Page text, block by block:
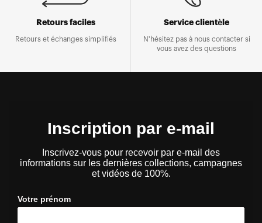
Retours faciles
Retours et échanges simplifiés
Service clientèle
N'hésitez pas à nous contacter si
vous avez des questions
Inscription par e-mail
Inscrivez-vous pour recevoir par e-mail des
informations sur les dernières collections, campagnes
et vidéos de 100%.
Votre prénom